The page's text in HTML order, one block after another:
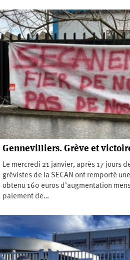
Gennevilliers. Grève et
Le mercredi 21 janvier, après 17 jours
grévistes de la SECAN ont remporté
obtenu 160 euros d’augmentation
paiement de…